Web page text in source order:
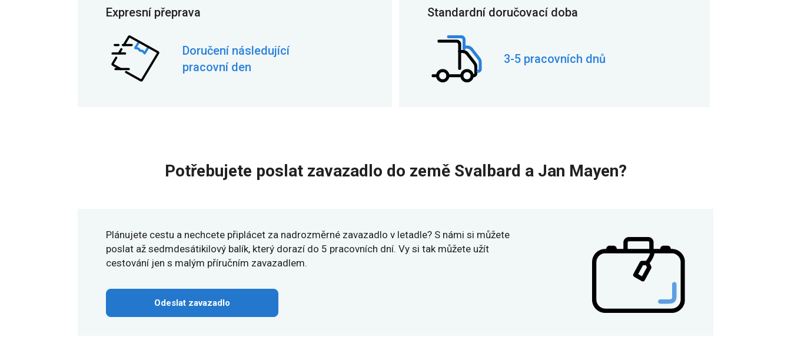
Expresní přeprava
Doručení následující
pracovní den
Standardní doručovací doba
3-5 pracovních dnů
Potřebujete poslat zavazadlo do země Svalbard a Jan Mayen?
Plánujete cestu a nechcete připlácet za nadrozměrné zavazadlo v letadle? S námi si můžete
poslat až sedmdesátikilový balík, který dorazí do 5 pracovních dní. Vy si tak můžete užít
cestování jen s malým příručním zavazadlem.
Odeslat zavazadlo